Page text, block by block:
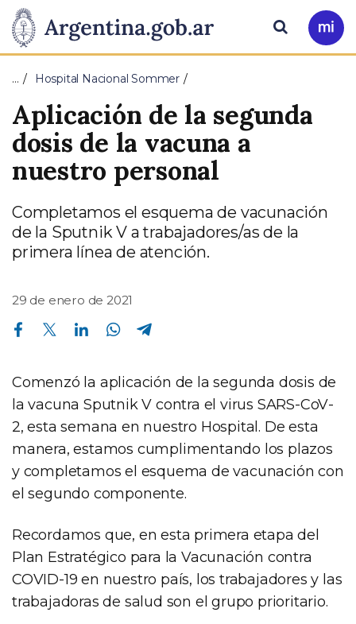
Presidencia
de
Nación
Pasar al contenido principal
Ir
a
Buscar
… Hospital Nacional Sommer
Aplicación de la segunda
dosis de la vacuna a
nuestro personal
Completamos el esquema de vacunación
de la Sputnik V a trabajadores/as de la
primera línea de atención.
29 de enero de 2021
Compartir en Facebook Compartir en Twitter Compartir en Linkedin Compartir en Whatsapp
Comenzó la aplicación de la segunda dosis de
la vacuna Sputnik V contra el virus SARS-CoV-
2, esta semana en nuestro Hospital. De esta
manera, estamos cumplimentando los plazos
y completamos el esquema de vacunación con
el segundo componente.
Recordamos que, en esta primera etapa del
Plan Estratégico para la Vacunación contra
COVID-19 en nuestro país, los trabajadores y las
trabajadoras de salud son el grupo prioritario.